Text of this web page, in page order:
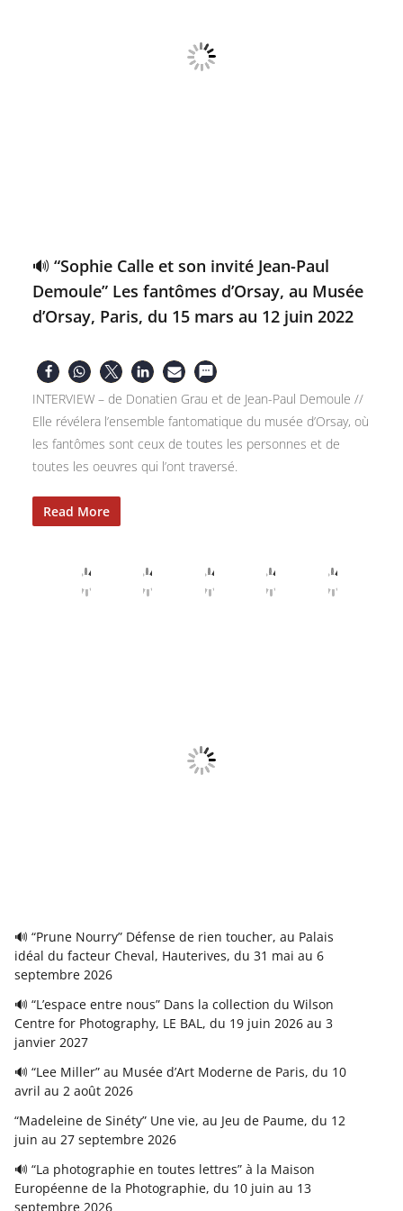
🔊 “Sophie Calle et son invité Jean-Paul
Demoule” Les fantômes d’Orsay, au Musée
d’Orsay, Paris, du 15 mars au 12 juin 2022
INTERVIEW – de Donatien Grau et de Jean-Paul Demoule //
Elle révélera l’ensemble fantomatique du musée d’Orsay, où
les fantômes sont ceux de toutes les personnes et de
toutes les oeuvres qui l’ont traversé.
Read More
🔊 “Prune Nourry” Défense de rien toucher, au Palais
idéal du facteur Cheval, Hauterives, du 31 mai au 6
septembre 2026
🔊 “L’espace entre nous” Dans la collection du Wilson
Centre for Photography, LE BAL, du 19 juin 2026 au 3
janvier 2027
🔊 “Lee Miller” au Musée d’Art Moderne de Paris, du 10
avril au 2 août 2026
“Madeleine de Sinéty” Une vie, au Jeu de Paume, du 12
juin au 27 septembre 2026
🔊 “La photographie en toutes lettres” à la Maison
Européenne de la Photographie, du 10 juin au 13
septembre 2026